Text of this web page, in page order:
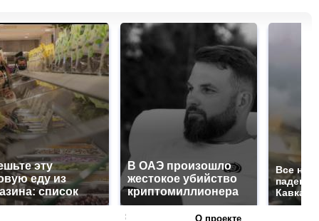
эту
еду из
список
В ОАЭ произошло
жестокое убийство
криптомиллионера
Все
О проекте